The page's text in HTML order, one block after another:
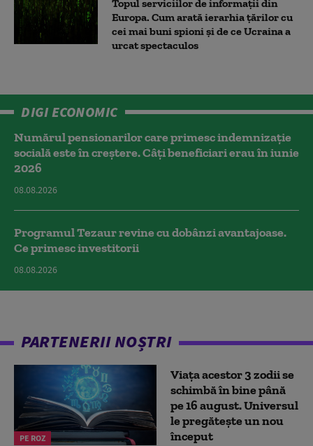
Topul serviciilor de informații din
Europa. Cum arată ierarhia țărilor cu
cei mai buni spioni și de ce Ucraina a
urcat spectaculos
DIGI ECONOMIC
Numărul pensionarilor care primesc indemnizaţie
socială este în creștere. Câți beneficiari erau în iunie
2026
08.08.2026
Programul Tezaur revine cu dobânzi avantajoase.
Ce primesc investitorii
08.08.2026
PARTENERII NOȘTRI
PE ROZ
Viața acestor 3 zodii se
schimbă în bine până
pe 16 august. Universul
le pregătește un nou
început